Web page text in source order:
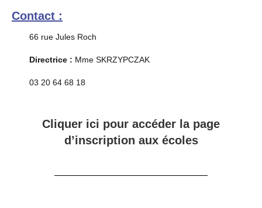
Contact :
66 rue Jules Roch
Directrice : Mme SKRZYPCZAK
03 20 64 68 18
Cliquer ici pour accéder la page
d’inscription aux écoles